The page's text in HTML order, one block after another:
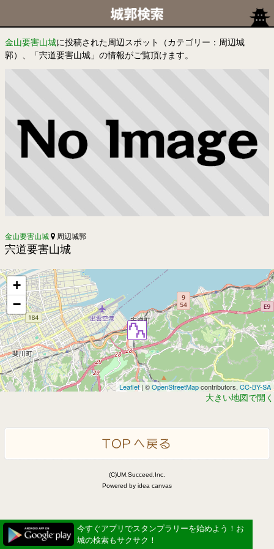
金山要害山城に投稿された周辺スポット（カテゴリー：周辺城
郭）、「宍道要害山城」の情報がご覧頂けます。
金山要害山城 周辺城郭
宍道要害山城
+
−
Leaflet| ©OpenStreetMapcontributors, CC-BY-SA
大きい地図で開く
(C)UM.Succeed,Inc.
Powered by idea canvas
今すぐアプリでスタンプラリーを始めよう！お
城の検索もサクサク！